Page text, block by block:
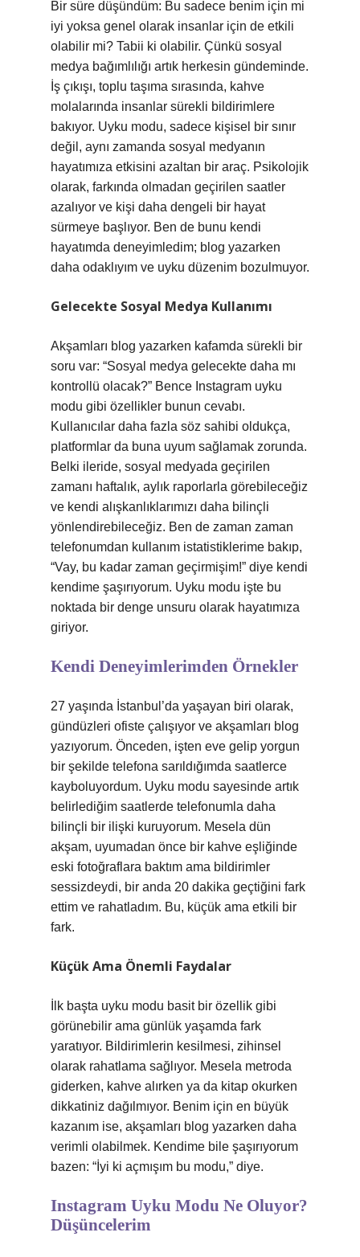
Bir süre düşündüm: Bu sadece benim için mi
iyi yoksa genel olarak insanlar için de etkili
olabilir mi? Tabii ki olabilir. Çünkü sosyal
medya bağımlılığı artık herkesin gündeminde.
İş çıkışı, toplu taşıma sırasında, kahve
molalarında insanlar sürekli bildirimlere
bakıyor. Uyku modu, sadece kişisel bir sınır
değil, aynı zamanda sosyal medyanın
hayatımıza etkisini azaltan bir araç. Psikolojik
olarak, farkında olmadan geçirilen saatler
azalıyor ve kişi daha dengeli bir hayat
sürmeye başlıyor. Ben de bunu kendi
hayatımda deneyimledim; blog yazarken
daha odaklıyım ve uyku düzenim bozulmuyor.
Gelecekte Sosyal Medya Kullanımı
Akşamları blog yazarken kafamda sürekli bir
soru var: “Sosyal medya gelecekte daha mı
kontrollü olacak?” Bence Instagram uyku
modu gibi özellikler bunun cevabı.
Kullanıcılar daha fazla söz sahibi oldukça,
platformlar da buna uyum sağlamak zorunda.
Belki ileride, sosyal medyada geçirilen
zamanı haftalık, aylık raporlarla görebileceğiz
ve kendi alışkanlıklarımızı daha bilinçli
yönlendirebileceğiz. Ben de zaman zaman
telefonumdan kullanım istatistiklerime bakıp,
“Vay, bu kadar zaman geçirmişim!” diye kendi
kendime şaşırıyorum. Uyku modu işte bu
noktada bir denge unsuru olarak hayatımıza
giriyor.
Kendi Deneyimlerimden Örnekler
27 yaşında İstanbul’da yaşayan biri olarak,
gündüzleri ofiste çalışıyor ve akşamları blog
yazıyorum. Önceden, işten eve gelip yorgun
bir şekilde telefona sarıldığımda saatlerce
kayboluyordum. Uyku modu sayesinde artık
belirlediğim saatlerde telefonumla daha
bilinçli bir ilişki kuruyorum. Mesela dün
akşam, uyumadan önce bir kahve eşliğinde
eski fotoğraflara baktım ama bildirimler
sessizdeydi, bir anda 20 dakika geçtiğini fark
ettim ve rahatladım. Bu, küçük ama etkili bir
fark.
Küçük Ama Önemli Faydalar
İlk başta uyku modu basit bir özellik gibi
görünebilir ama günlük yaşamda fark
yaratıyor. Bildirimlerin kesilmesi, zihinsel
olarak rahatlama sağlıyor. Mesela metroda
giderken, kahve alırken ya da kitap okurken
dikkatiniz dağılmıyor. Benim için en büyük
kazanım ise, akşamları blog yazarken daha
verimli olabilmek. Kendime bile şaşırıyorum
bazen: “İyi ki açmışım bu modu,” diye.
Instagram Uyku Modu Ne Oluyor?
Düşüncelerim